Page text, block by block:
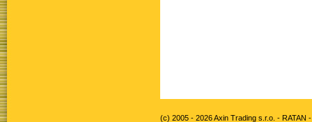
(c) 2005 - 2026 Axin Trading s.r.o. - RATAN